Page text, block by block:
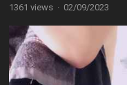
1361 views · 02/09/2023